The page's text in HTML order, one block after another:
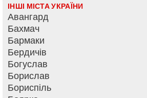
ІНШІ МІСТА УКРАЇНИ
Авангард
Бахмач
Бармаки
Бердичів
Богуслав
Борислав
Бориспіль